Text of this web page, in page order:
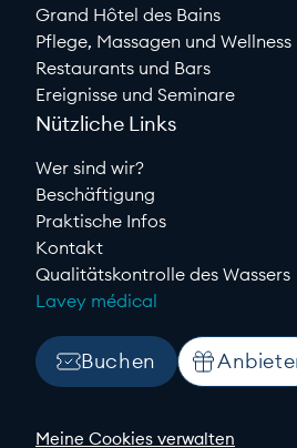
Grand Hôtel des Bains
Pflege, Massagen und Wellness
Restaurants und Bars
Ereignisse und Seminare
Nützliche Links
Wer sind wir?
Beschäftigung
Praktische Infos
Kontakt
Qualitätskontrolle des Wassers
Lavey médical
Buchen
Meine Cookies verwalten